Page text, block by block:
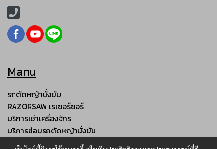
Manu
รถตัดหญ้านั่งขับ
RAZORSAW เรเซอร์ซอร์
บริการเช่าเครื่องจักร
บริการซ่อมรถตัดหญ้านั่งขับ